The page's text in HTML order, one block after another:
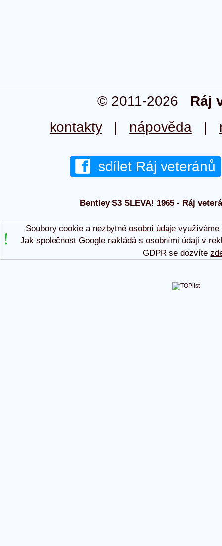
© 2011-2026 Ráj
kontakty | nápověda |
sdílet Ráj veteránů
Bentley S3 SLEVA! 1965 - Ráj
Soubory cookie a nezbytné osobní údajevyužíváme
Jak společnost Google nakládá s osobními údaji v
GDPR se dozvíte